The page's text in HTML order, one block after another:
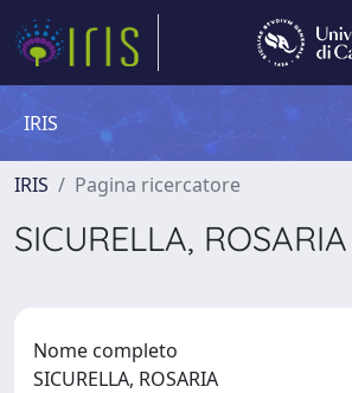
IRIS
IRIS Pagina ricercatore
SICURELLA, ROSARIA
Nome completo
SICURELLA, ROSARIA